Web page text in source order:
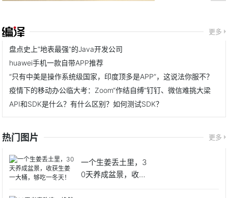
更多
盘点史上“地表最强”的Java开发公司
huawei手机一款自带APP推荐
“只有中美是操作系统级国家，印度顶多是APP”，这说法你服不？
疫情下的移动办公临大考：Zoom“作结自缚”钉钉、微信难挑大梁
API和SDK是什么？有什么区别？如何测试SDK？
热门图片 更多
一个生姜丢土里，3
0天养成盆景，收获